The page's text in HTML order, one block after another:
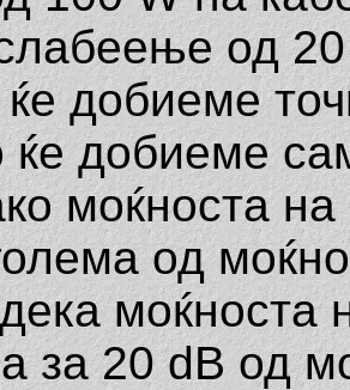
од
ќе добиеме
ќе добиеме
моќноста
од
моќноста
за 20 dB од